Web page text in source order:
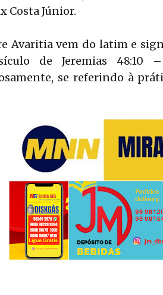
Costa Júnior.
Avaritia vem do latim e
de Jeremias
se referindo à